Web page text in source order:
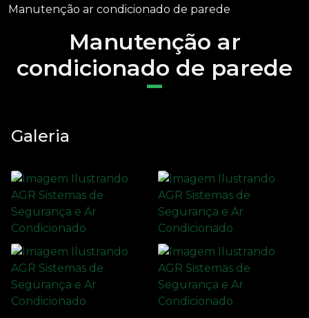
Manutenção ar condicionado de parede
Manutenção ar
condicionado de parede
Galeria